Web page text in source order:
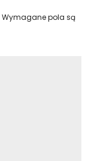
Wymagane pola są